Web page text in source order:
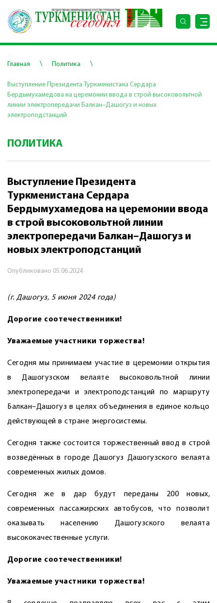
Главная \ Политика \
Выступление Президента Туркменистана Сердара
Бердымухамедова на церемонии ввода в строй высоковольтной
линии электропередачи Балкан–Дашогуз и новых
электроподстанций
ПОЛИТИКА
Выступление Президента
Туркменистана Сердара
Бердымухамедова на церемонии ввода
в строй высоковольтной линии
электропередачи Балкан–Дашогуз и
новых электроподстанций
Опубликовано 05.06.2024
(г. Дашогуз, 5 июня 2024 года)
Дорогие соотечественники!
Уважаемые участники торжества!
Сегодня мы принимаем участие в церемонии открытия
в Дашогузском велаяте высоковольтной линии
электропередачи и электроподстанций по маршруту
Балкан–Дашогуз в целях объединения в единое кольцо
действующей в стране энергосистемы.
Сегодня также состоится торжественный ввод в строй
возведённых в городе Дашогуз Дашогузского велаята
современных жилых домов.
Сегодня же в дар будут переданы 200 новых,
современных пассажирских автобусов, что позволит
оказывать населению Дашогузского велаята
высококачественные услуги.
Дорогие соотечественники!
Уважаемые участники торжества!